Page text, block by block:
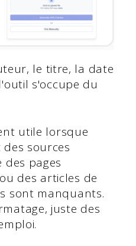
le titre, la date
s'occupe du
utile lorsque
sources
des pages
des articles de
sont manquants.
juste des